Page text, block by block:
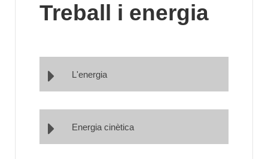
Treball i energia
L'energia
Energia cinètica